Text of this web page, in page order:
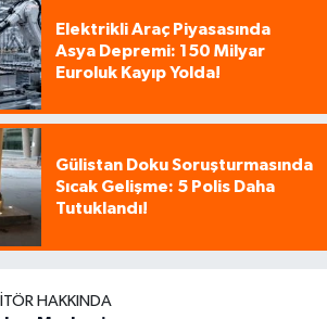
Elektrikli Araç Piyasasında
Asya Depremi: 150 Milyar
Euroluk Kayıp Yolda!
Gülistan Doku Soruşturmasında
Sıcak Gelişme: 5 Polis Daha
Tutuklandı!
HAKKINDA